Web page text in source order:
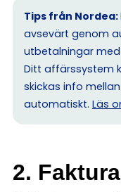
Tips från Nordea:
avsevärt genom
utbetalningar
Ditt affärssystem
skickas info
automatiskt. Läs
2.